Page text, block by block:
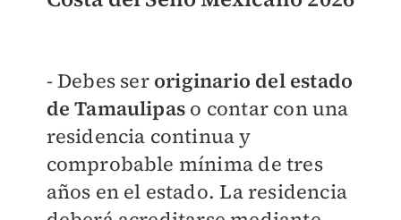
- Debes ser originario del estado
de Tamaulipas o contar con una
residencia continua y
comprobable mínima de tres
años en el estado.La residencia